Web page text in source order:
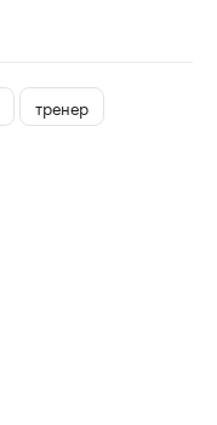
тренер